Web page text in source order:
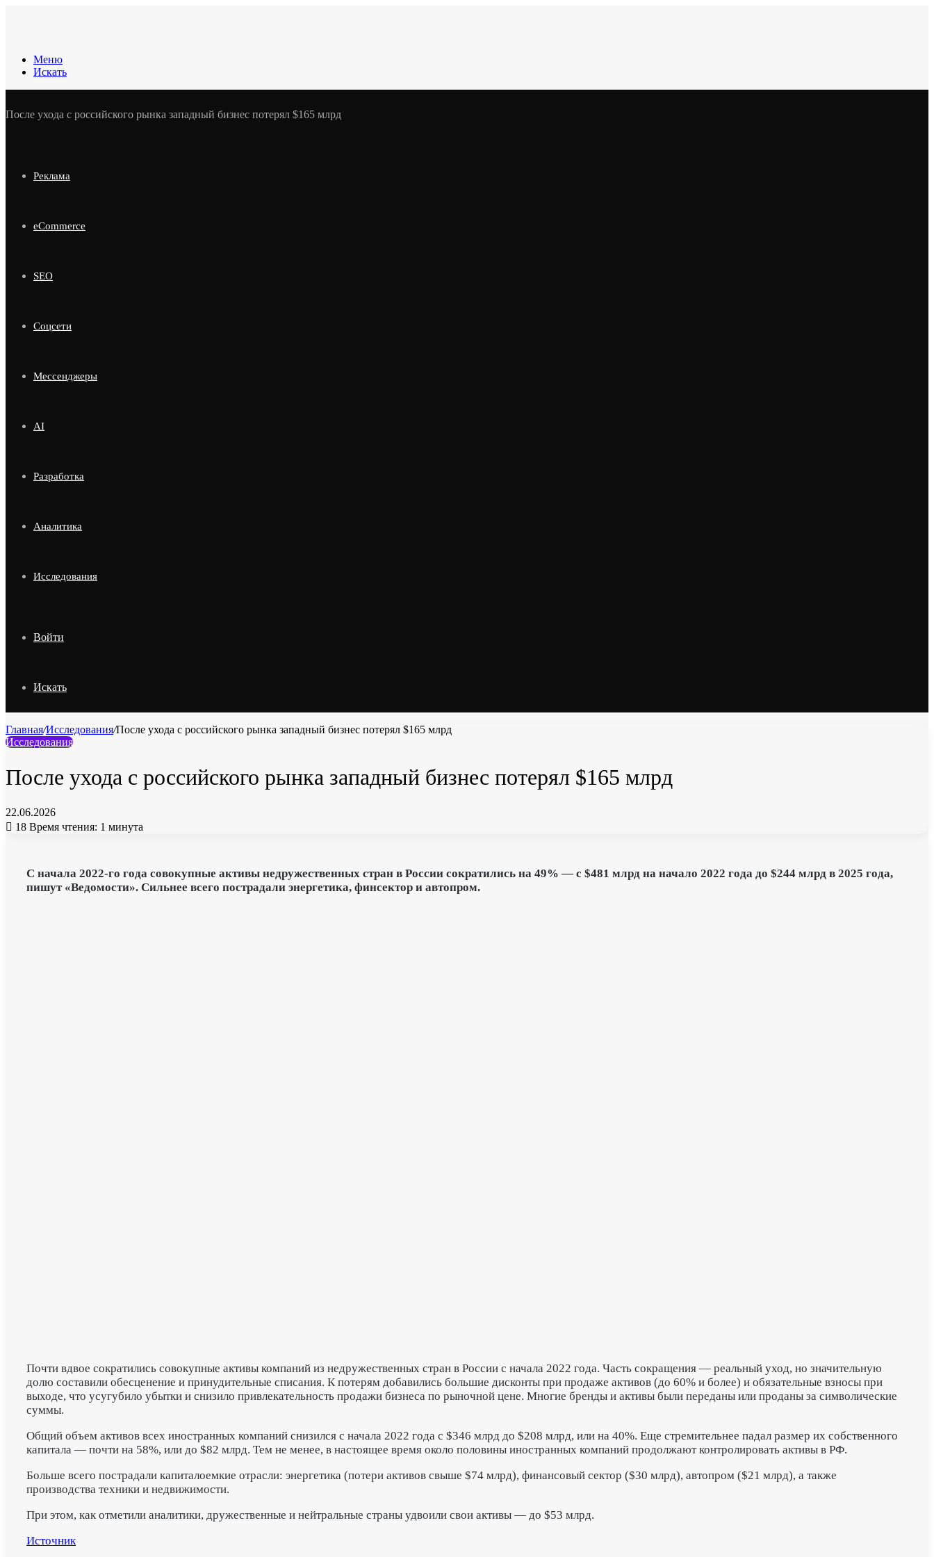
Меню
Искать
После ухода с российского рынка западный бизнес потерял $165 млрд
Реклама
eCommerce
SEO
Соцсети
Мессенджеры
AI
Разработка
Аналитика
Исследования
Войти
Искать
Главная/Исследования/После ухода с российского рынка западный бизнес потерял $165 млрд
Исследования
После ухода с российского рынка западный бизнес потерял $165 млрд
22.06.2026
18 Время чтения: 1 минута
С начала 2022-го года совокупные активы недружественных стран в России сократились на 49% — с $481 млрд на начало 2022 года до $244 млрд в 2025 года,
пишут «Ведомости». Сильнее всего пострадали энергетика, финсектор и автопром.
Почти вдвое сократились совокупные активы компаний из недружественных стран в России с начала 2022 года. Часть сокращения — реальный уход, но значительную
долю составили обесценение и принудительные списания. К потерям добавились большие дисконты при продаже активов (до 60% и более) и обязательные взносы при
выходе, что усугубило убытки и снизило привлекательность продажи бизнеса по рыночной цене. Многие бренды и активы были переданы или проданы за символические
суммы.
Общий объем активов всех иностранных компаний снизился с начала 2022 года с $346 млрд до $208 млрд, или на 40%. Еще стремительнее падал размер их собственного
капитала — почти на 58%, или до $82 млрд. Тем не менее, в настоящее время около половины иностранных компаний продолжают контролировать активы в РФ.
Больше всего пострадали капиталоемкие отрасли: энергетика (потери активов свыше $74 млрд), финансовый сектор ($30 млрд), автопром ($21 млрд), а также
производства техники и недвижимости.
При этом, как отметили аналитики, дружественные и нейтральные страны удвоили свои активы — до $53 млрд.
Источник